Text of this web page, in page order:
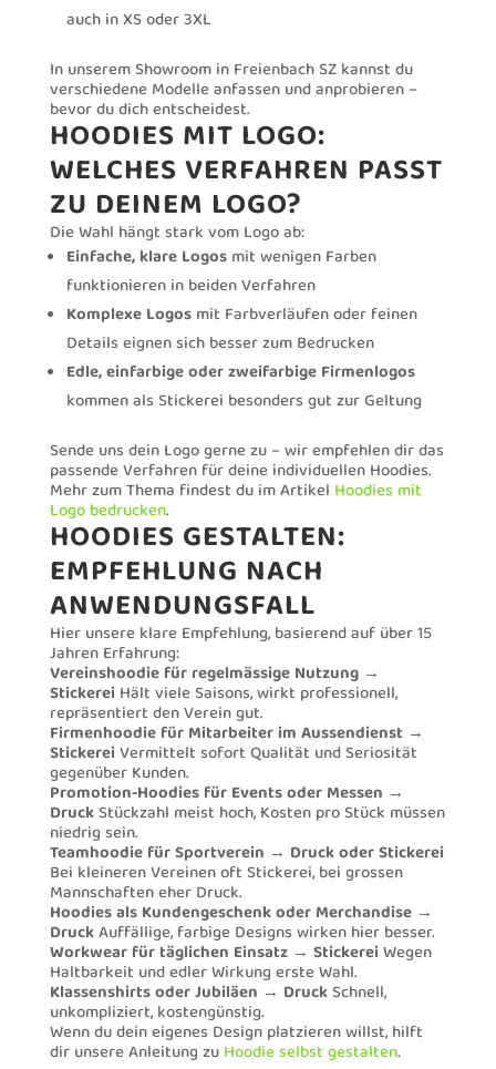
auch in XS oder 3XL
In unserem Showroom in Freienbach SZ kannst du
verschiedene Modelle anfassen und anprobieren –
bevor du dich entscheidest.
HOODIES MIT LOGO:
WELCHES VERFAHREN PASST
ZU DEINEM LOGO?
Die Wahl hängt stark vom Logo ab:
Einfache, klare Logosmit wenigen Farben
funktionieren in beiden Verfahren
Komplexe Logosmit Farbverläufen oder feinen
Details eignen sich besser zum Bedrucken
Edle, einfarbige oder zweifarbige Firmenlogos
kommen als Stickerei besonders gut zur Geltung
Sende uns dein Logo gerne zu – wir empfehlen dir das
passende Verfahren für deine individuellen Hoodies.
Mehr zum Thema findest du im Artikel Hoodies mit
Logo bedrucken.
HOODIES GESTALTEN:
EMPFEHLUNG NACH
ANWENDUNGSFALL
Hier unsere klare Empfehlung, basierend auf über 15
Jahren Erfahrung:
Vereinshoodie für regelmässige Nutzung →
Stickerei Hält viele Saisons, wirkt professionell,
repräsentiert den Verein gut.
Firmenhoodie für Mitarbeiter im Aussendienst →
StickereiVermittelt sofort Qualität und Seriosität
gegenüber Kunden.
Promotion-Hoodies für Events oder Messen →
DruckStückzahl meist hoch, Kosten pro Stück müssen
niedrig sein.
Teamhoodie für Sportverein → Druck oder Stickerei
Bei kleineren Vereinen oft Stickerei, bei grossen
Mannschaften eher Druck.
Hoodies als Kundengeschenk oder Merchandise →
DruckAuffällige, farbige Designs wirken hier besser.
Workwear für täglichen Einsatz → StickereiWegen
Haltbarkeit und edler Wirkung erste Wahl.
Klassenshirts oder Jubiläen → DruckSchnell,
unkompliziert, kostengünstig.
Wenn du dein eigenes Design platzieren willst, hilft
dir unsere Anleitung zuHoodie selbst gestalten.